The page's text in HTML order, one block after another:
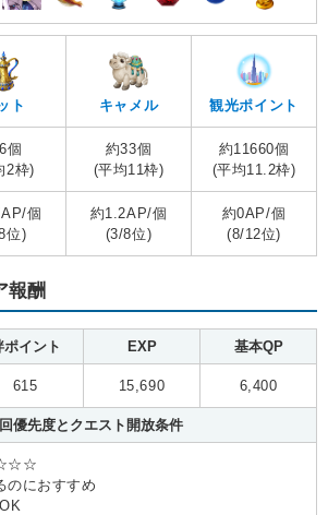
ト
キャメル 観光ポイント
個
2枠)
約33個
(平均11枠)
約11660個
(平均11.2枠)
個
位)
約1.2AP/個
(3/8位)
約0AP/個
(8/12位)
報酬
ポイント EXP 基本QP
615 15,690 6,400
優先度とクエスト開放条件
のにおすすめ